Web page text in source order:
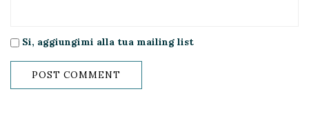
Si, aggiungimi alla tua mailing list